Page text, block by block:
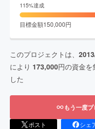
115%達成
目標金額150,000円
このプロジェクトは、
により 173,000円の資金を
した
もう一度
ポスト シェ